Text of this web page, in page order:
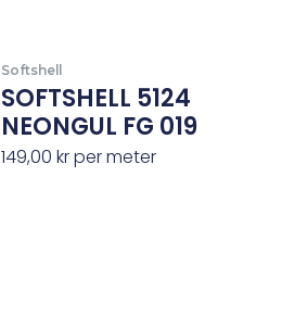
Softshell
SOFTSHELL 5124
NEONGUL FG 019
149,00krper meter